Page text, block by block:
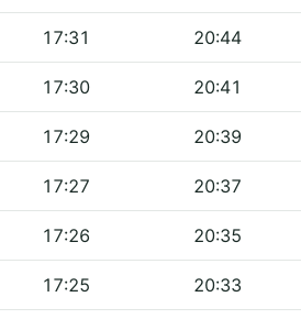
17:31 20:44
17:30 20:41
17:29 20:39
17:27 20:37
17:26 20:35
17:25 20:33